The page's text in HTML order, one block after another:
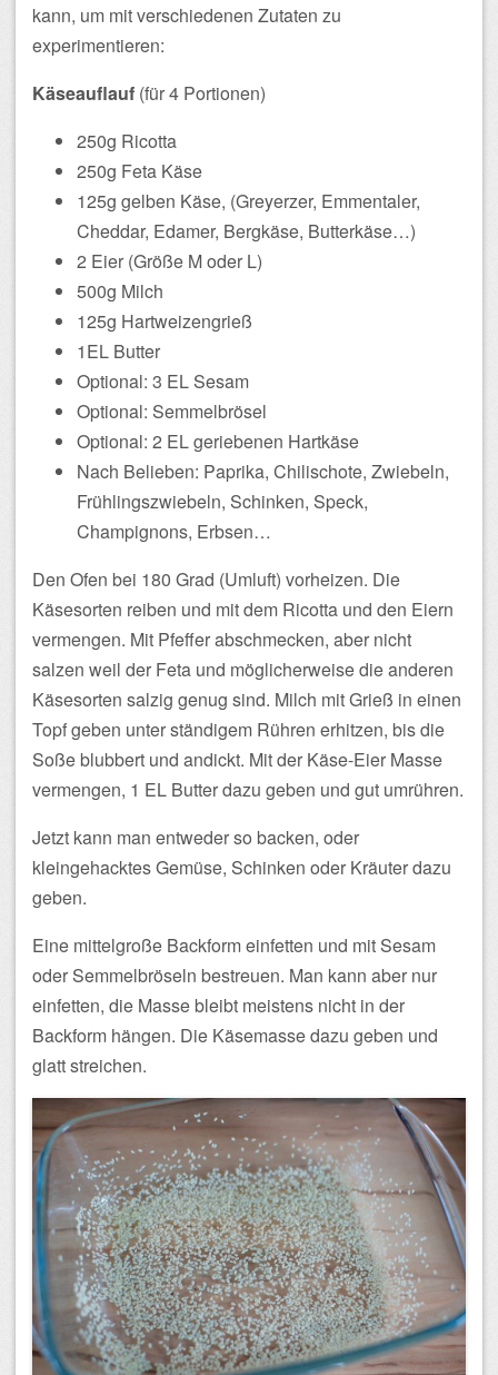
kann, um mit verschiedenen Zutaten zu
experimentieren:
Käseauflauf (für 4 Portionen)
250g Ricotta
250g Feta Käse
125g gelben Käse, (Greyerzer, Emmentaler,
Cheddar, Edamer, Bergkäse, Butterkäse…)
2 Eier (Größe M oder L)
500g Milch
125g Hartweizengrieß
1EL Butter
Optional: 3 EL Sesam
Optional: Semmelbrösel
Optional: 2 EL geriebenen Hartkäse
Nach Belieben: Paprika, Chilischote, Zwiebeln,
Frühlingszwiebeln, Schinken, Speck,
Champignons, Erbsen…
Den Ofen bei 180 Grad (Umluft) vorheizen. Die
Käsesorten reiben und mit dem Ricotta und den Eiern
vermengen. Mit Pfeffer abschmecken, aber nicht
salzen weil der Feta und möglicherweise die anderen
Käsesorten salzig genug sind. Milch mit Grieß in einen
Topf geben unter ständigem Rühren erhitzen, bis die
Soße blubbert und andickt. Mit der Käse-Eier Masse
vermengen, 1 EL Butter dazu geben und gut umrühren.
Jetzt kann man entweder so backen, oder
kleingehacktes Gemüse, Schinken oder Kräuter dazu
geben.
Eine mittelgroße Backform einfetten und mit Sesam
oder Semmelbröseln bestreuen. Man kann aber nur
einfetten, die Masse bleibt meistens nicht in der
Backform hängen. Die Käsemasse dazu geben und
glatt streichen.